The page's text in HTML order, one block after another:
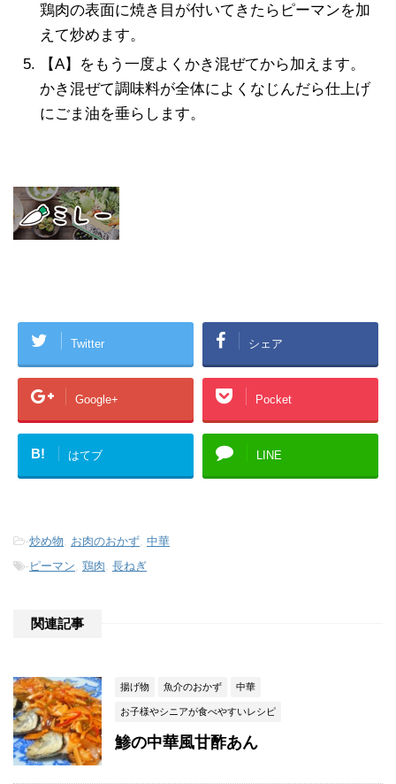
鶏肉の表面に焼き目が付いてきたらピーマンを加
えて炒めます。
【A】をもう一度よくかき混ぜてから加えます。
かき混ぜて調味料が全体によくなじんだら仕上げ
にごま油を垂らします。
Twitter シェア
Google+ Pocket
B! はてブ LINE
-炒め物 お肉のおかず 中華
-ピーマン 鶏肉 長ねぎ
関連記事
揚げ物 魚介のおかず 中華
お子様やシニアが食べやすいレシピ
鯵の中華風甘酢あん